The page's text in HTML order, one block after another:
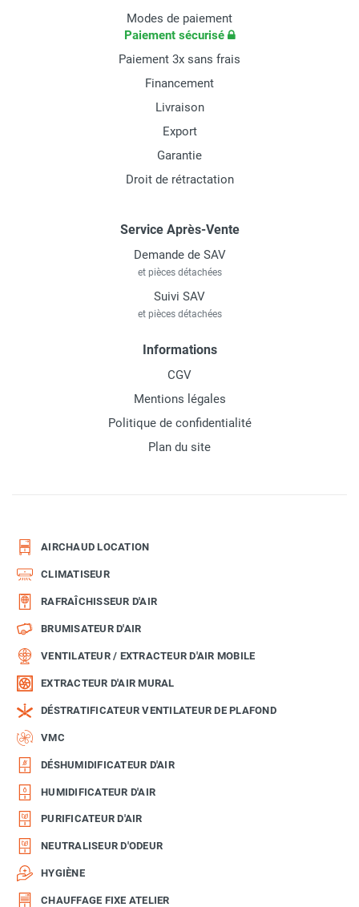
Modes de paiement
Paiement sécurisé
Paiement 3x sans frais
Financement
Livraison
Export
Garantie
Droit de rétractation
Service Après-Vente
Demande de SAV
et pièces détachées
Suivi SAV
et pièces détachées
Informations
CGV
Mentions légales
Politique de confidentialité
Plan du site
AIRCHAUD LOCATION
CLIMATISEUR
RAFRAÎCHISSEUR D'AIR
BRUMISATEUR D'AIR
VENTILATEUR / EXTRACTEUR D'AIR MOBILE
EXTRACTEUR D'AIR MURAL
DÉSTRATIFICATEUR VENTILATEUR DE PLAFOND
VMC
DÉSHUMIDIFICATEUR D'AIR
HUMIDIFICATEUR D'AIR
PURIFICATEUR D'AIR
NEUTRALISEUR D'ODEUR
HYGIÈNE
CHAUFFAGE FIXE ATELIER